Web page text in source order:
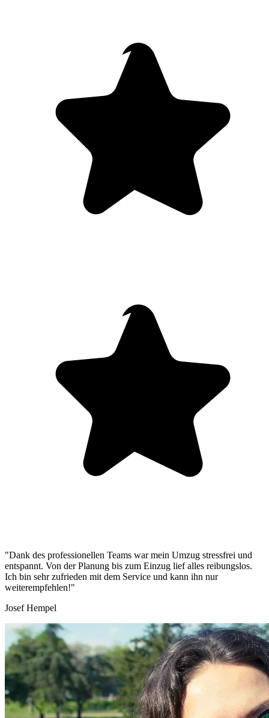
"Dank des professionellen Teams war mein Umzug stressfrei und
entspannt. Von der Planung bis zum Einzug lief alles reibungslos.
Ich bin sehr zufrieden mit dem Service und kann ihn nur
weiterempfehlen!"
Josef Hempel